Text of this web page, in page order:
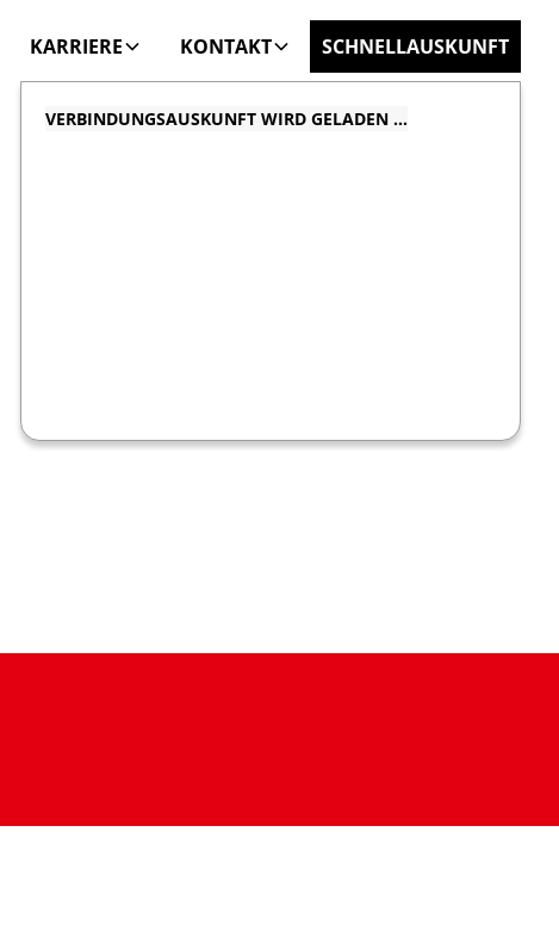
KARRIERE KONTAKT SCHNELLAUSKUNFT
VERBINDUNGSAUSKUNFT WIRD GELADEN …